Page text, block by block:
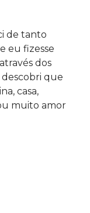
de tanto
eu fizesse
dos
que
casa,
muito amor